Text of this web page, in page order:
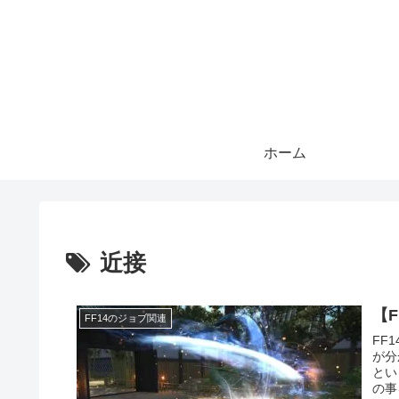
ホーム
近接
FF14のジョブ関連
が
と
の